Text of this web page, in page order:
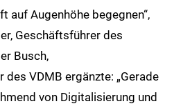
auf Augenhöhe begegnen“,
Geschäftsführer des
Busch,
VDMB ergänzte: „Gerade
von Digitalisierung und